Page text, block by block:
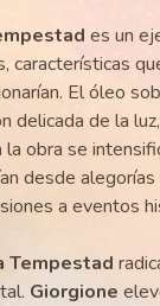
es un
características
El óleo
delicada de la
obra se
desde
a eventos
Tempestad
Giorgione